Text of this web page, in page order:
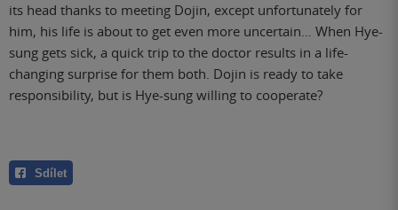
its head thanks to meeting Dojin, except unfortunately for
him, his life is about to get even more uncertain… When Hye-
sung gets sick, a quick trip to the doctor results in a life-
changing surprise for them both. Dojin is ready to take
responsibility, but is Hye-sung willing to cooperate?
Sdílet